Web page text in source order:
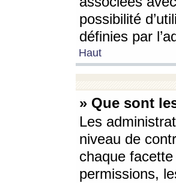
possibilité
définies par
Haut
» Que sont
Les
niveau de
chaque
permissions,